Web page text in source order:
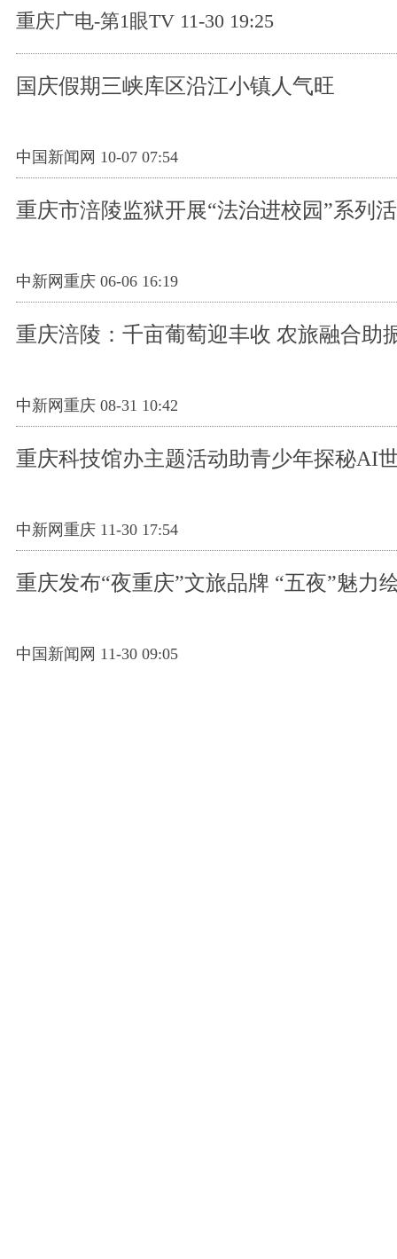
重庆广电-第1眼TV 11-30 19:25
国庆假期三峡库区沿江小镇人气旺
中国新闻网 10-07 07:54
重庆市涪陵监狱开展“法治进校园”系列
中新网重庆 06-06 16:19
重庆涪陵：千亩葡萄迎丰收 农旅融合助
中新网重庆 08-31 10:42
重庆科技馆办主题活动助青少年探秘AI
中新网重庆 11-30 17:54
重庆发布“夜重庆”文旅品牌 “五夜”魅力
中国新闻网 11-30 09:05